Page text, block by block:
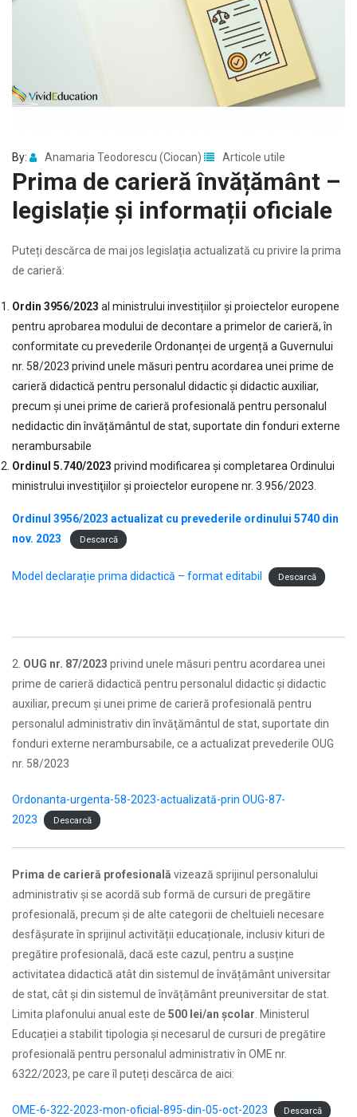
By: Anamaria Teodorescu (Ciocan) Articole utile
Prima de carieră învățământ –
legislație și informații oficiale
Puteți descărca de mai jos legislația actualizată cu privire la prima
de carieră:
Ordin 3956/2023 al ministrului investițiilor și proiectelor europene
pentru aprobarea modului de decontare a primelor de carieră, în
conformitate cu prevederile Ordonanței de urgență a Guvernului
nr. 58/2023 privind unele măsuri pentru acordarea unei prime de
carieră didactică pentru personalul didactic și didactic auxiliar,
precum și unei prime de carieră profesională pentru personalul
nedidactic din învățământul de stat, suportate din fonduri externe
nerambursabile
Ordinul 5.740/2023 privind modificarea şi completarea Ordinului
ministrului investiţiilor şi proiectelor europene nr. 3.956/2023.
Ordinul 3956/2023 actualizat cu prevederile ordinului 5740 din
nov. 2023
Descarcă
Model declarație prima didactică – format editabil Descarcă
2. OUG nr. 87/2023 privind unele măsuri pentru acordarea unei
prime de carieră didactică pentru personalul didactic şi didactic
auxiliar, precum şi unei prime de carieră profesională pentru
personalul administrativ din învăţământul de stat, suportate din
fonduri externe nerambursabile, ce a actualizat prevederile OUG
nr. 58/2023
Ordonanta-urgenta-58-2023-actualizată-prin OUG-87-
2023
Descarcă
Prima de carieră profesională vizează sprijinul personalului
administrativ și se acordă sub formă de cursuri de pregătire
profesională, precum și de alte categorii de cheltuieli necesare
desfășurate în sprijinul activității educaționale, inclusiv kituri de
pregătire profesională, dacă este cazul, pentru a susține
activitatea didactică atât din sistemul de învățământ universitar
de stat, cât și din sistemul de învățământ preuniversitar de stat.
Limita plafonului anual este de 500 lei/an școlar . Ministerul
Educației a stabilit tipologia și necesarul de cursuri de pregătire
profesională pentru personalul administrativ în OME nr.
6322/2023, pe care îl puteți descărca de aici:
OME-6-322-2023-mon-oficial-895-din-05-oct-2023 Descarcă